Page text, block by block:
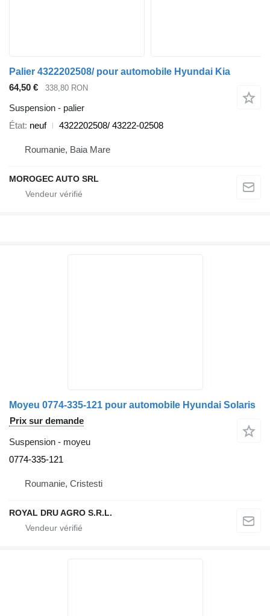
Palier 4322202508/ pour automobile Hyundai Kia
64,50 €
338,80 RON
Suspension - palier
État neuf 4322202508/ 43222-02508
Roumanie, Baia Mare
MOROGEC AUTO SRL
Moyeu 0774-335-121 pour automobile Hyundai Solaris
Prix sur demande
Suspension - moyeu
0774-335-121
Roumanie, Cristesti
ROYAL DRU AGRO S.R.L.